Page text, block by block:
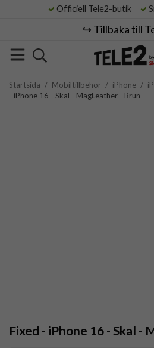
Officiell Tele2-butik
↪️ Tillbaka till
Startsida / Mobiltillbehör / iPhone /
- iPhone 16 - Skal - MagLeather - Brun
Fixed - iPhone 16 - Skal -